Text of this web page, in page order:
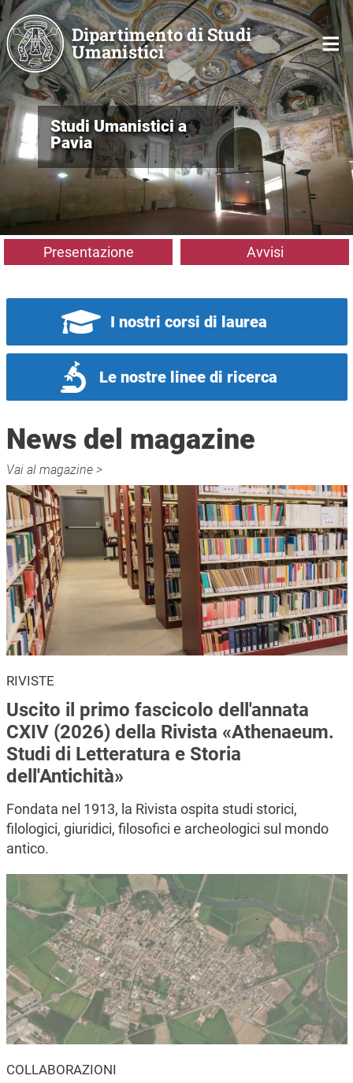
Salta al contenuto principale
Dipartimento di Studi
Umanistici
Studi Umanistici a
Pavia
Presentazione Avvisi
I nostri corsi di laurea
Le nostre linee di ricerca
Vai al magazine >
News del magazine
RIVISTE
Uscito il primo fascicolo dell'annata
CXIV (2026) della Rivista «Athenaeum.
Studi di Letteratura e Storia
dell'Antichità»
Fondata nel 1913, la Rivista ospita studi storici,
filologici, giuridici, filosofici e archeologici sul mondo
antico.
COLLABORAZIONI